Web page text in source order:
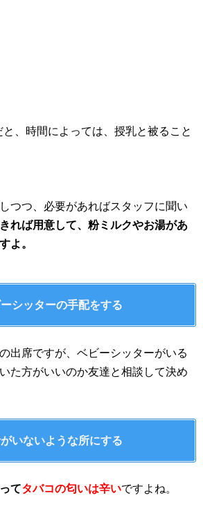
、時間によっては、授乳と被ること
つつ、必要があればスタッフに聞い
れば用意して、粉ミルクやお湯があ
よ。
シッターの手配をする
出席ですが、ベビーシッターがいる
た方がいいのか友達と相談して決め
いないような所にする
てタバコの匂いは辛いですよね。